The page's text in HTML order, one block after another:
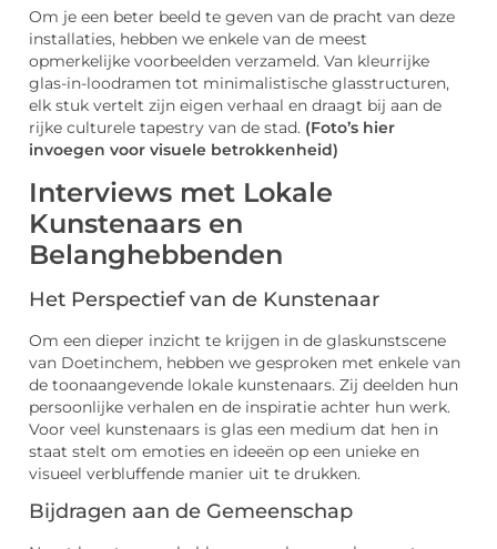
Om je een beter beeld te geven van de pracht van deze
installaties, hebben we enkele van de meest
opmerkelijke voorbeelden verzameld. Van kleurrijke
glas-in-loodramen tot minimalistische glasstructuren,
elk stuk vertelt zijn eigen verhaal en draagt bij aan de
rijke culturele tapestry van de stad. (Foto’s hier
invoegen voor visuele betrokkenheid)
Interviews met Lokale
Kunstenaars en
Belanghebbenden
Het Perspectief van de Kunstenaar
Om een dieper inzicht te krijgen in de glaskunstscene
van Doetinchem, hebben we gesproken met enkele van
de toonaangevende lokale kunstenaars. Zij deelden hun
persoonlijke verhalen en de inspiratie achter hun werk.
Voor veel kunstenaars is glas een medium dat hen in
staat stelt om emoties en ideeën op een unieke en
visueel verbluffende manier uit te drukken.
Bijdragen aan de Gemeenschap